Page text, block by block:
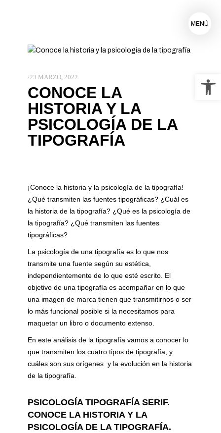
MENÚ
23 MARZO, 2022
CONOCE LA
HISTORIA Y LA
PSICOLOGÍA DE LA
TIPOGRAFÍA
¡Conoce la historia y la psicología de la tipografía!
¿Qué transmiten las fuentes tipográficas? ¿Cuál es
la historia de la tipografía? ¿Qué es la psicología de
la tipografía? ¿Qué transmiten las fuentes
tipográficas?
La psicología de una tipografía es lo que nos
transmite una fuente según su estética,
independientemente de lo que esté escrito. El
objetivo de una tipografía es acompañar en lo que
una imagen de marca tienen que transmitirnos o ser
lo más funcional posible si la necesitamos para
maquetar un libro o documento extenso.
En este análisis de la tipografía vamos a conocer lo
que transmiten los cuatro tipos de tipografía, y
cuáles son sus orígenes y la evolución en la historia
de la tipografía.
PSICOLOGÍA TIPOGRAFÍA SERIF.
CONOCE LA HISTORIA Y LA
PSICOLOGÍA DE LA TIPOGRAFÍA.